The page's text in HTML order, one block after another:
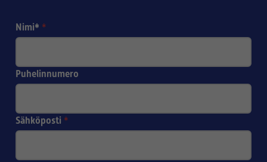
Nimi* *
Puhelinnumero
Sähköposti *